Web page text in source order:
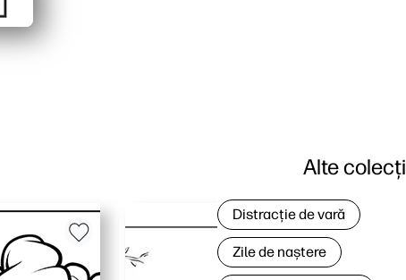
Alte
Distracție de vară
Zile de naștere